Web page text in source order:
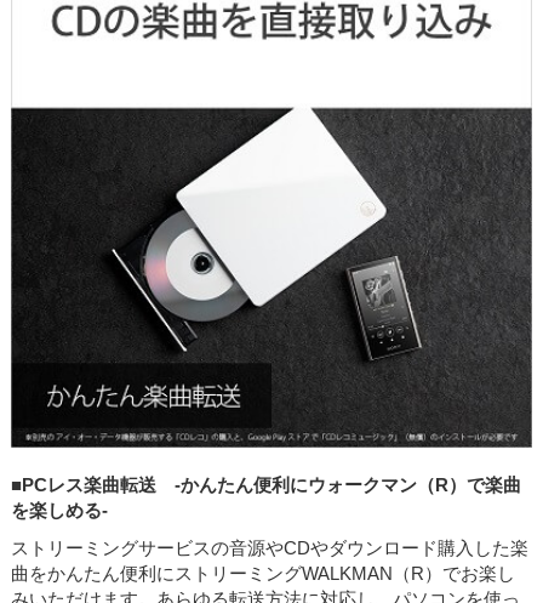
■PCレス楽曲転送 -かんたん便利にウォークマン（R）で楽曲
を楽しめる-
ストリーミングサービスの音源やCDやダウンロード購入した楽
曲をかんたん便利にストリーミングWALKMAN（R）でお楽し
みいただけます。あらゆる転送方法に対応し、パソコンを使っ